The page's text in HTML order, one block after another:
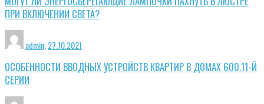
ПРИ ВКЛЮЧЕНИИ СВЕТА?
admin 27.10.2021
ОСОБЕННОСТИ ВВОДНЫХ УСТРОЙСТВ КВАРТИР В ДОМАХ 600.11-Й
СЕРИИ